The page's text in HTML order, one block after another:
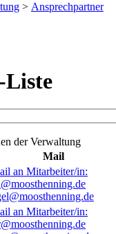
> Ansprechpartner
Liste
der Verwaltung
Mail